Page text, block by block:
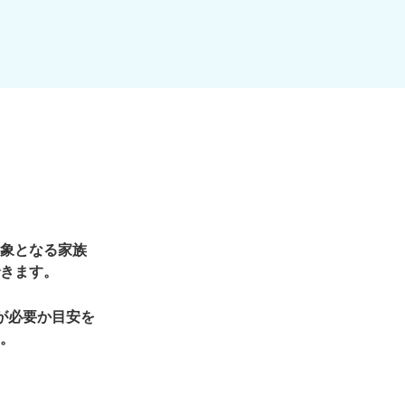
となる家族
ます。
必要か目安を